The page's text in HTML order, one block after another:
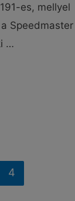
es, mellyel
Speedmaster
…
4